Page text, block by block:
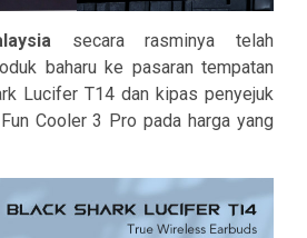
secara rasminya telah
baharu ke pasaran tempatan
Lucifer T14 dan kipas penyejuk
Cooler 3 Pro pada harga yang